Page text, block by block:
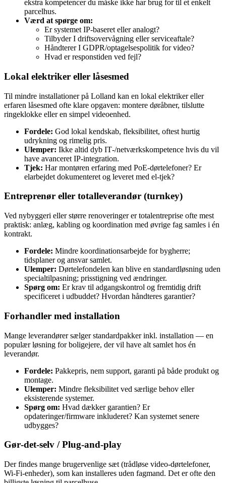
ekstra kompetencer du måske ikke har brug for til et enkelt
parcelhus.
Værd at spørge om:
Er systemet IP‑baseret eller analogt?
Tilbyder I driftsovervågning eller serviceaftale?
Håndterer I GDPR/optagelsespolitik for video?
Hvad er responstiden ved fejl?
Lokal elektriker eller låsesmed
Til mindre installationer på Lolland kan en lokal elektriker eller
erfaren låsesmed ofte klare opgaven: montere døråbner, tilslutte
ringeklokke eller en simpel videoenhed.
Fordele: God lokal kendskab, fleksibilitet, oftest hurtig
udrykning og rimelig pris.
Ulemper: Ikke altid dyb IT‑/netværkskompetence hvis du vil
have avanceret IP‑integration.
Tjek: Har montøren erfaring med PoE‑dørtelefoner? Er
elarbejdet dokumenteret og leveret med el‑tjek?
Entreprenør eller totalleverandør (turnkey)
Ved nybyggeri eller større renoveringer er totalentreprise ofte mest
praktisk: anlæg, kabling og koordination med øvrige fag samles i én
kontrakt.
Fordele: Mindre koordinationsarbejde for bygherre;
tidsplaner og ansvar samlet.
Ulemper: Dørtelefondelen kan blive en standardløsning uden
specialtilpasning; prisstigning ved ændringer.
Spørg om: Er krav til adgangskontrol og fremtidig drift
specificeret i udbuddet? Hvordan håndteres garantier?
Forhandler med installation
Mange leverandører sælger standardpakker inkl. installation — en
populær løsning for boligejere, der vil have alt samlet hos én
leverandør.
Fordele: Pakkepris, nem support, garanti på både produkt og
montage.
Ulemper: Mindre fleksibilitet ved særlige behov eller
eksisterende systemer.
Spørg om: Hvad dækker garantien? Er
opdateringer/firmware inkluderet? Kan systemet senere
udbygges?
Gør‑det‑selv / Plug‑and‑play
Der findes mange brugervenlige sæt (trådløse video‑dørtelefoner,
Wi‑Fi‑enheder), som kan installeres uden fagmand. Det er ofte den